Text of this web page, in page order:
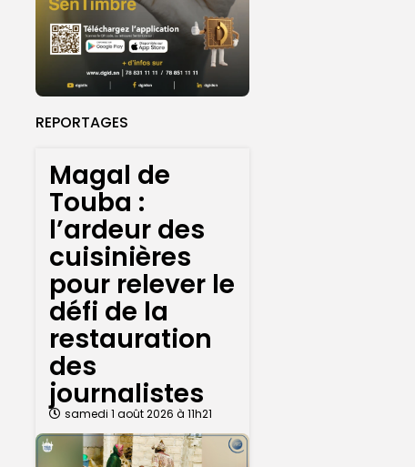
REPORTAGES
Magal de
Touba :
l’ardeur des
cuisinières
pour relever le
défi de la
restauration
des
journalistes
samedi 1 août 2026 à 11h21